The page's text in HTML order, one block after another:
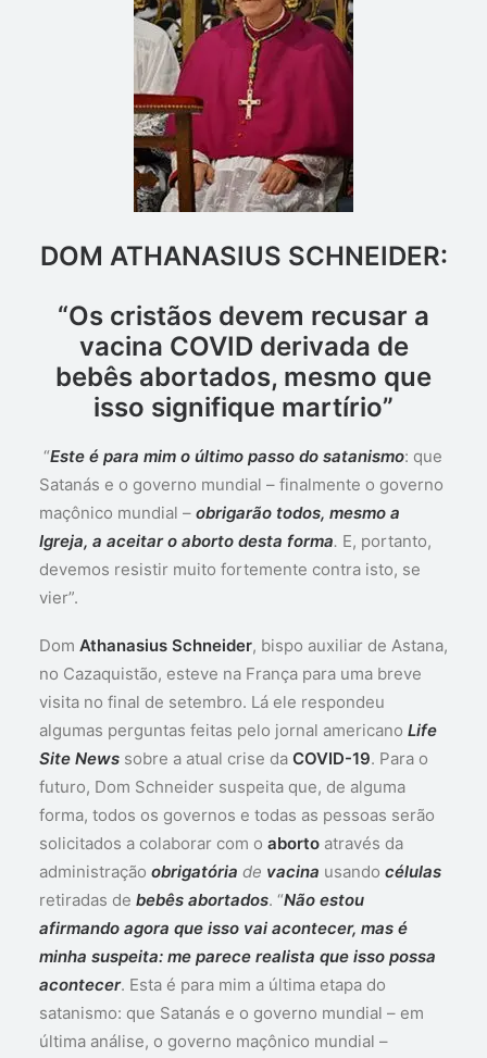
DOM ATHANASIUS SCHNEIDER:
“Os cristãos devem recusar a
vacina COVID derivada de
bebês abortados, mesmo que
isso signifique martírio”
“Este é para mim o último passo do satanismo: que
Satanás e o governo mundial – finalmente o governo
maçônico mundial – obrigarão todos, mesmo a
Igreja, a aceitar o aborto desta forma. E, portanto,
devemos resistir muito fortemente contra isto, se
vier”.
Dom Athanasius Schneider, bispo auxiliar de Astana,
no Cazaquistão, esteve na França para uma breve
visita no final de setembro. Lá ele respondeu
algumas perguntas feitas pelo jornal americano Life
Site News sobre a atual crise da COVID-19. Para o
futuro, Dom Schneider suspeita que, de alguma
forma, todos os governos e todas as pessoas serão
solicitados a colaborar com o aborto através da
administração obrigatória de vacina usando células
retiradas de bebês abortados. “Não estou
afirmando agora que isso vai acontecer, mas é
minha suspeita: me parece realista que isso possa
acontecer. Esta é para mim a última etapa do
satanismo: que Satanás e o governo mundial – em
última análise, o governo maçônico mundial –